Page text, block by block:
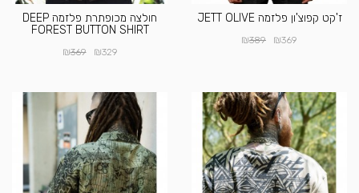
ז'קט קפוצ'ון פלזמה JETT OLIVE
₪369
₪389
חולצה מכופתרת פלזמה DEEP
FOREST BUTTON SHIRT
₪329
₪369